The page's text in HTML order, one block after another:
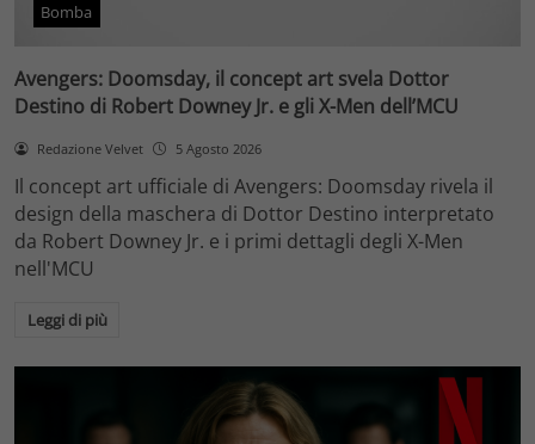
Bomba
Avengers: Doomsday, il concept art svela Dottor
Destino di Robert Downey Jr. e gli X-Men dell’MCU
Redazione Velvet 5 Agosto 2026
Il concept art ufficiale di Avengers: Doomsday rivela il
design della maschera di Dottor Destino interpretato
da Robert Downey Jr. e i primi dettagli degli X-Men
nell'MCU
Leggi di più